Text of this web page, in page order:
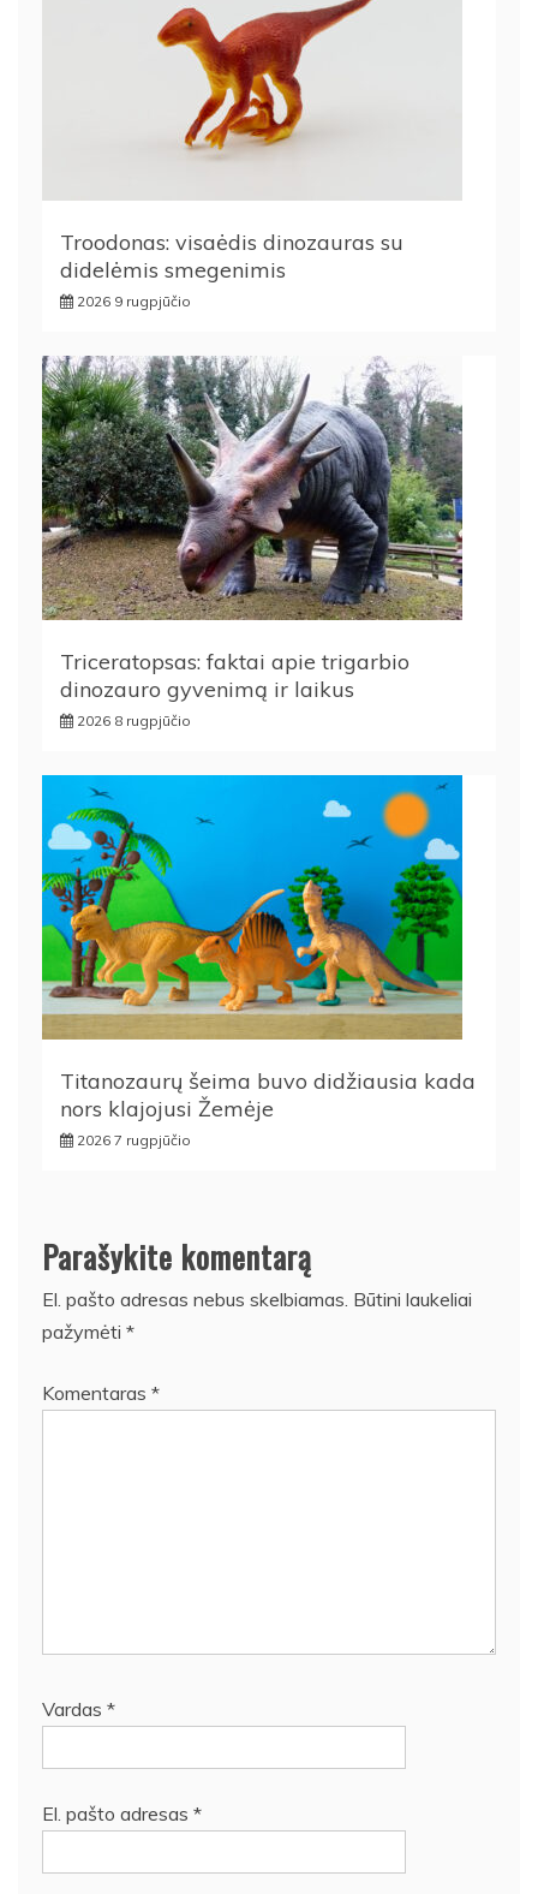
Troodonas: visaėdis dinozauras su
didelėmis smegenimis
2026 9 rugpjūčio
Triceratopsas: faktai apie trigarbio
dinozauro gyvenimą ir laikus
2026 8 rugpjūčio
Titanozaurų šeima buvo didžiausia kada
nors klajojusi Žemėje
2026 7 rugpjūčio
Parašykite komentarą
El. pašto adresas nebus skelbiamas. Būtini laukeliai
pažymėti *
Komentaras *
Vardas *
El. pašto adresas *